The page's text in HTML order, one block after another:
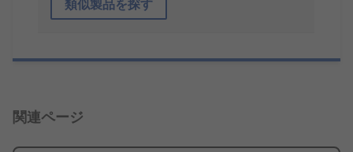
類似製品を探す
関連ページ